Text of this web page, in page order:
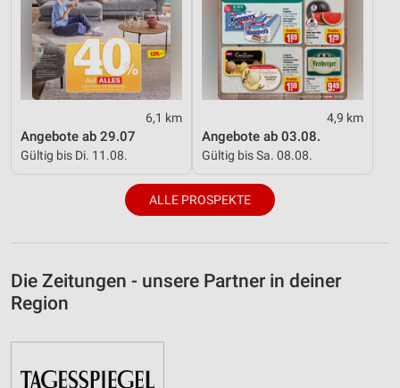
6,1 km
Angebote ab 29.07
Gültig bis Di. 11.08.
4,9 km
Angebote ab 03.08.
Gültig bis Sa. 08.08.
ALLE PROSPEKTE
Die Zeitungen - unsere Partner in deiner
Region